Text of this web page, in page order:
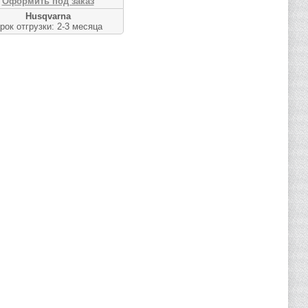
Husqvarna
отгрузки: 2-3 месяца